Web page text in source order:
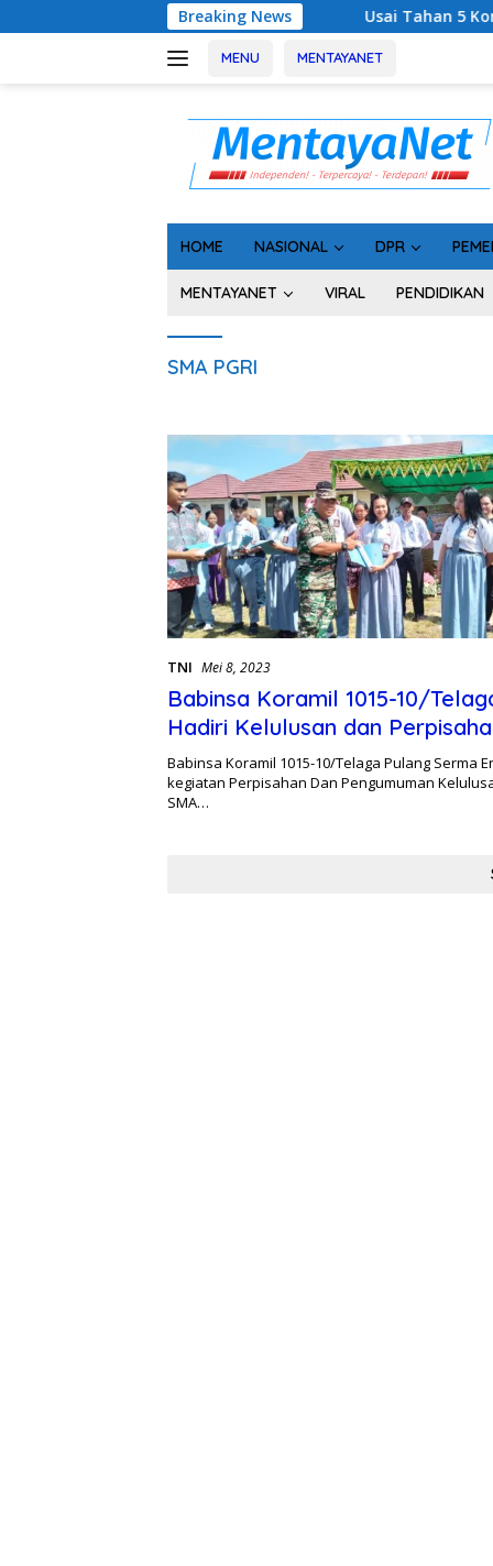
ke
Breaking NewsUsai Tahan 5 Komisioner KPU
MENU MENTAYANET
HOME NASIONAL DPR
MENTAYANET VIRAL PENDIDIKAN
SMA PGRI
TNI Mei 8, 2023
Babinsa Koramil 1015-10/
Hadiri Kelulusan dan
PGRI
Babinsa Koramil 1015-10/Telaga Pulang Serma
kegiatan Perpisahan Dan Pengumuman
SMA…